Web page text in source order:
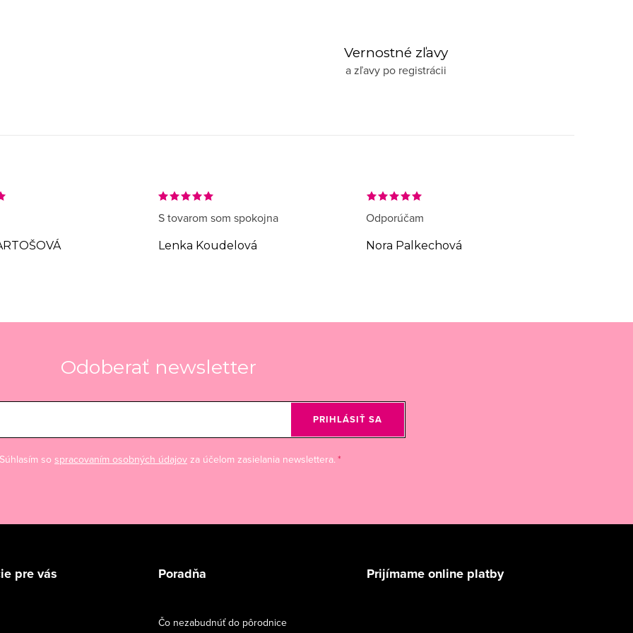
Vernostné zľavy
a zľavy po registrácii
S tovarom som spokojna
Lenka Koudelová
Odporúčam
Nora Palkechová
Odoberať newsletter
Súhlasím so spracovaním osobných údajov za účelom zasielania newslettera.
PRIHLÁSIŤ SA
pre vás Poradňa
Čo nezabudnúť do pôrodnice
Prijímame online platby